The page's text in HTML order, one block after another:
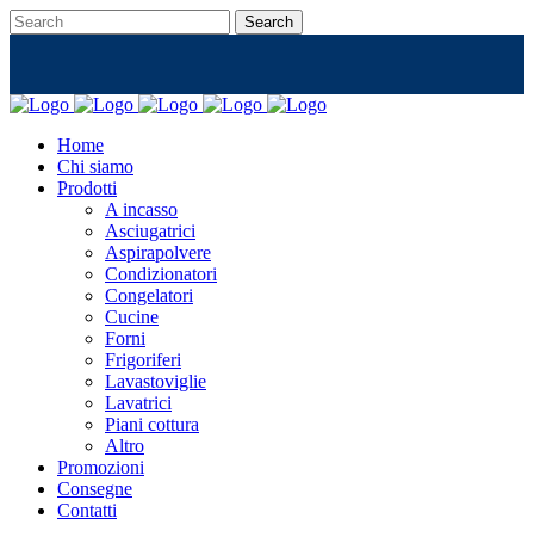
Home
Chi siamo
Prodotti
A incasso
Asciugatrici
Aspirapolvere
Condizionatori
Congelatori
Cucine
Forni
Frigoriferi
Lavastoviglie
Lavatrici
Piani cottura
Altro
Promozioni
Consegne
Contatti